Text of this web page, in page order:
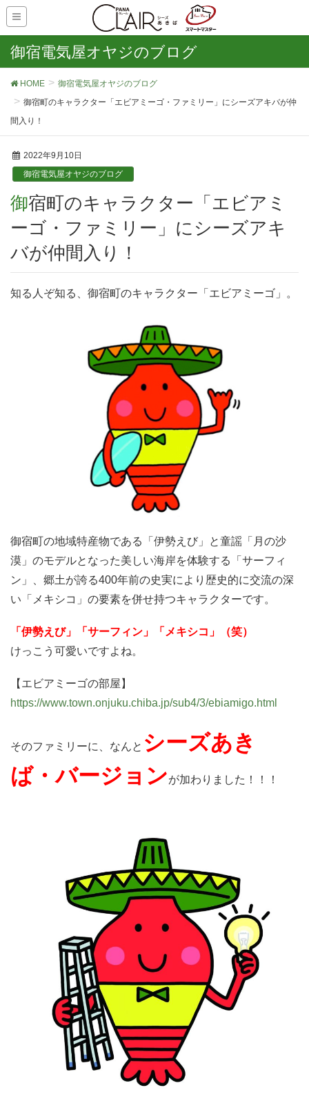
御宿電気屋オヤジのブログ
HOME
御宿電気屋オヤジのブログ
御宿町のキャラクター「エビアミーゴ・ファミリー」にシーズアキバが仲
間入り！
2022年9月10日
御宿電気屋オヤジのブログ
御宿町のキャラクター「エビアミ
ーゴ・ファミリー」にシーズアキ
バが仲間入り！
知る人ぞ知る、御宿町のキャラクター「エビアミーゴ」。
御宿町の地域特産物である「伊勢えび」と童謡「月の沙
漠」のモデルとなった美しい海岸を体験する「サーフィ
ン」、郷土が誇る400年前の史実により歴史的に交流の深
い「メキシコ」の要素を併せ持つキャラクターです。
「伊勢えび」「サーフィン」「メキシコ」（笑）
けっこう可愛いですよね。
【エビアミーゴの部屋】
https://www.town.onjuku.chiba.jp/sub4/3/ebiamigo.html
そのファミリーに、なんと シーズあき
ば・バージョンが加わりました！！！